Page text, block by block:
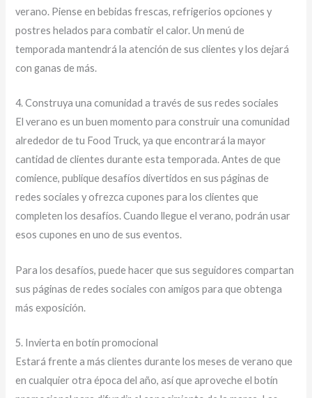
verano. Piense en bebidas frescas, refrigerios opciones y
postres helados para combatir el calor. Un menú de
temporada mantendrá la atención de sus clientes y los dejará
con ganas de más.
4. Construya una comunidad a través de sus redes sociales
El verano es un buen momento para construir una comunidad
alrededor de tu Food Truck, ya que encontrará la mayor
cantidad de clientes durante esta temporada. Antes de que
comience, publique desafíos divertidos en sus páginas de
redes sociales y ofrezca cupones para los clientes que
completen los desafíos. Cuando llegue el verano, podrán usar
esos cupones en uno de sus eventos.
Para los desafíos, puede hacer que sus seguidores compartan
sus páginas de redes sociales con amigos para que obtenga
más exposición.
5. Invierta en botín promocional
Estará frente a más clientes durante los meses de verano que
en cualquier otra época del año, así que aproveche el botín